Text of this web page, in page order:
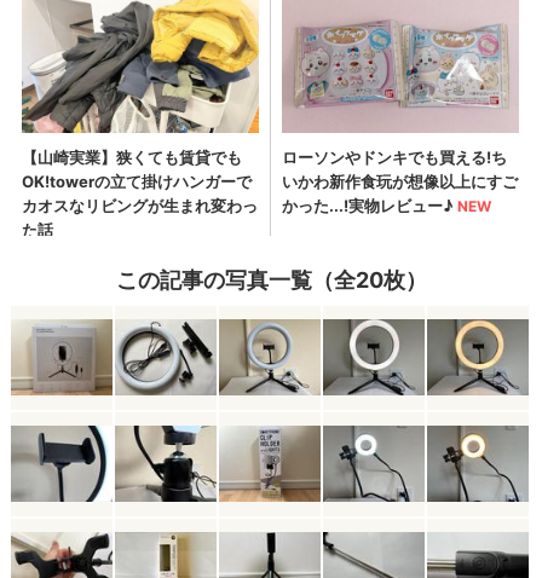
この記事の写真一覧（全20枚）